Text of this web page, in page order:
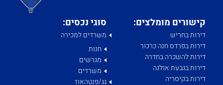
קישורים מומלצים:
דירות בחריש
דירות בפרדס חנה כרכור
דירות להשכרה בחדרה
דירות בגבעת אולגה
דירות בקיסריה
סוגי נכסים:
משרדים למכירה
חנות
מגרשים
משרדים
גג/פנטהאוז